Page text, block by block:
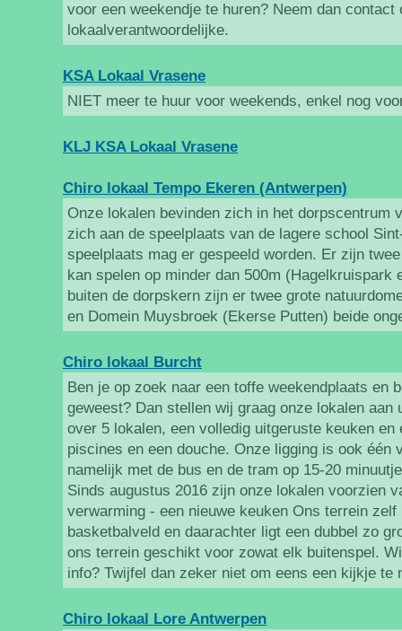
voor een weekendje te huren? Neem dan contact
lokaalverantwoordelijke.
KSA Lokaal Vrasene
NIET meer te huur voor weekends, enkel nog
KLJ KSA Lokaal Vrasene
Chiro lokaal Tempo Ekeren (Antwerpen)
Onze lokalen bevinden zich in het dorpscentrum
zich aan de speelplaats van de lagere school
speelplaats mag er gespeeld worden. Er zijn
kan spelen op minder dan 500m (Hagelkruispark
buiten de dorpskern zijn er twee grote
en Domein Muysbroek (Ekerse Putten) beide
Chiro lokaal Burcht
Ben je op zoek naar een toffe weekendplaats en
geweest? Dan stellen wij graag onze lokalen aan
over 5 lokalen, een volledig uitgeruste keuken
piscines en een douche. Onze ligging is ook één
namelijk met de bus en de tram op 15-20
Sinds augustus 2016 zijn onze lokalen voorzien
verwarming - een nieuwe keuken Ons terrein
basketbalveld en daarachter ligt een dubbel zo
ons terrein geschikt voor zowat elk buitenspel.
info? Twijfel dan zeker niet om eens een kijkje te
Chiro lokaal Lore Antwerpen